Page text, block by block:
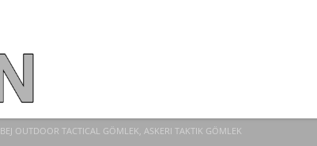
BEJ OUTDOOR TACTICAL GÖMLEK, ASKERI TAKTIK GÖMLEK